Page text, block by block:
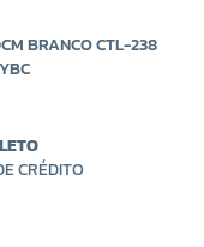
BRANCO CTL-238
CRÉDITO